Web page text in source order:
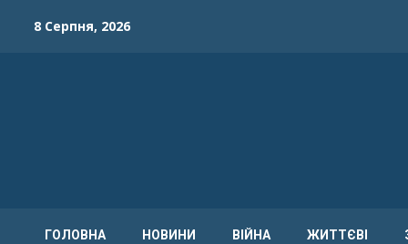
8 Серпня, 2026
ГОЛОВНА НОВИНИ ВІЙНА
ЖИТТЄВІ